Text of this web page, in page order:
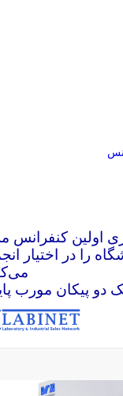
اولین
را در اختیار
دو پیکان مورب